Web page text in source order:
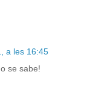
a les 16:45
se sabe!